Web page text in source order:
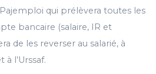
qui prélèvera toutes les
bancaire (salaire, IR et
de les reverser au salarié, à
à l’Urssaf.